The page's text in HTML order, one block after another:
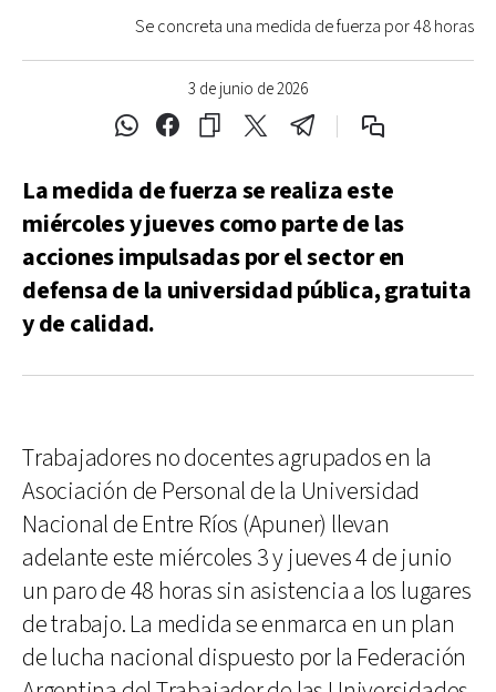
3 de junio de 2026
Se concreta una medida de fuerza por 48 horas
La medida de fuerza se realiza este
miércoles y jueves como parte de las
acciones impulsadas por el sector en
defensa de la universidad pública, gratuita
y de calidad.
Trabajadores no docentes agrupados en la
Asociación de Personal de la Universidad
Nacional de Entre Ríos (Apuner) llevan
adelante este miércoles 3 y jueves 4 de junio
un paro de 48 horas sin asistencia a los lugares
de trabajo. La medida se enmarca en un plan
de lucha nacional dispuesto por la Federación